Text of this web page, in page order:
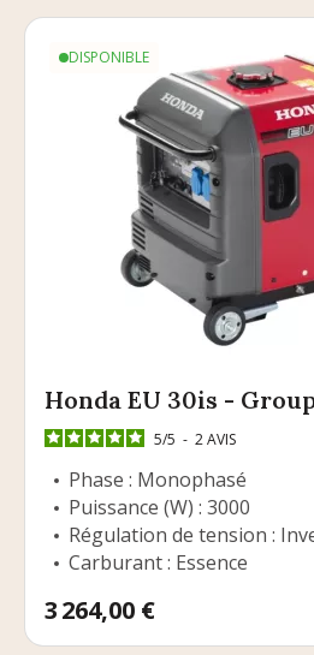
DISPONIBLE
Honda EU 30is -
5/5 - 2AVIS
Phase : Monophasé
Puissance (W) : 3000
Régulation de tension :
Carburant : Essence
Prix
3 264,00 €